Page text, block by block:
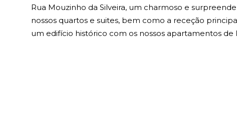
Rua Mouzinho da Silveira, um charmoso e
nossos quartos e suites, bem como a receção
um edifício histórico com os nossos apartamentos de